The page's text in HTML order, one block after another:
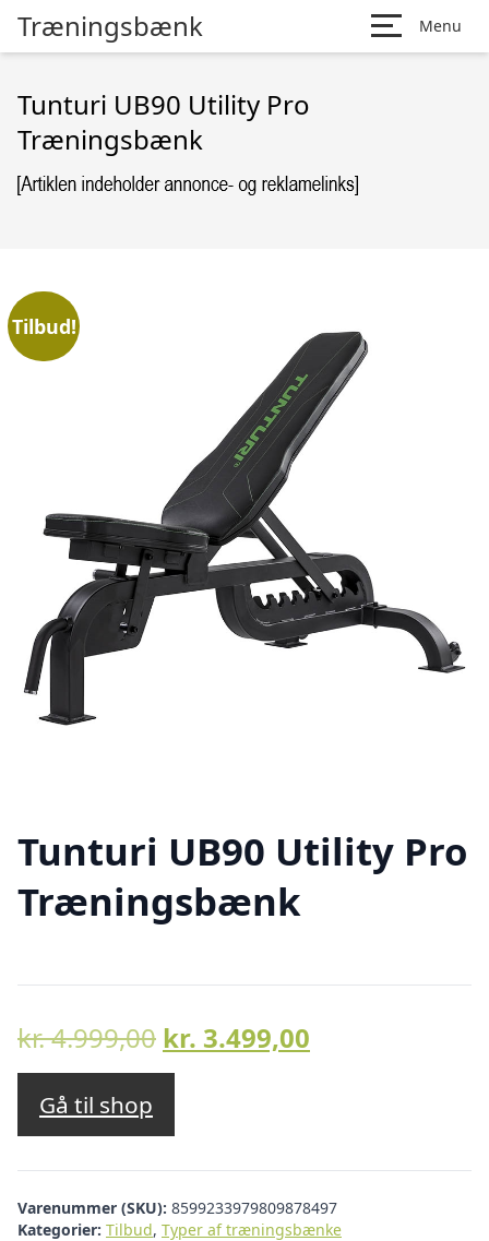
Træningsbænk Menu
Tunturi UB90 Utility Pro
Træningsbænk
Tilbud!
Tunturi UB90 Utility Pro
Træningsbænk
kr.4.999,00 Den
oprindelige
var:
kr. 4.999,00.
kr. 3.499,00
kr. 3.499,00.
Gå til shop
Varenummer (SKU): 8599233979809878497
Kategorier: Tilbud, Typer af træningsbænke